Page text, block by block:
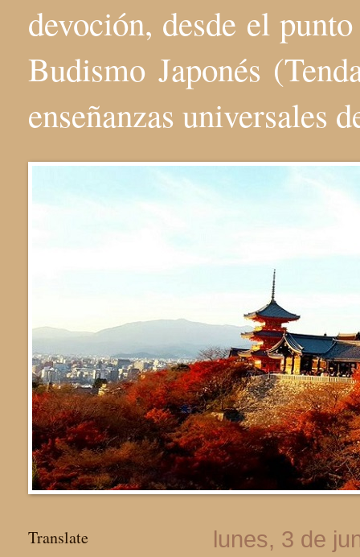
devoción, desde el
Budismo Japonés
enseñanzas universales
lunes, 3 de
Translate